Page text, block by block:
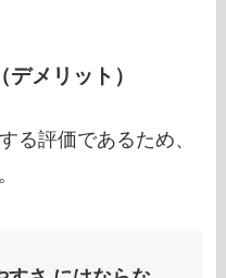
メリット）
る評価であるため、